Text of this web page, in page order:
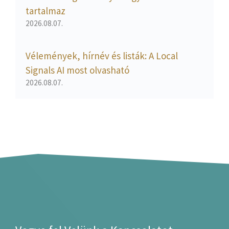
tartalmaz
2026.08.07.
Vélemények, hírnév és listák: A Local
Signals AI most olvasható
2026.08.07.